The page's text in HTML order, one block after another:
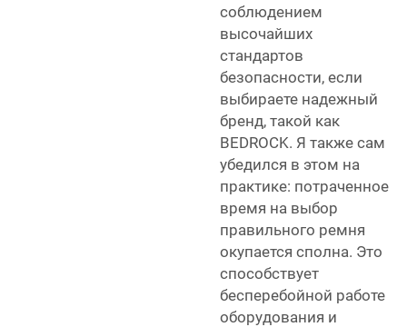
соблюдением
высочайших
стандартов
безопасности, если
выбираете надежный
бренд, такой как
BEDROCK. Я также сам
убедился в этом на
практике: потраченное
время на выбор
правильного ремня
окупается сполна. Это
способствует
бесперебойной работе
оборудования и